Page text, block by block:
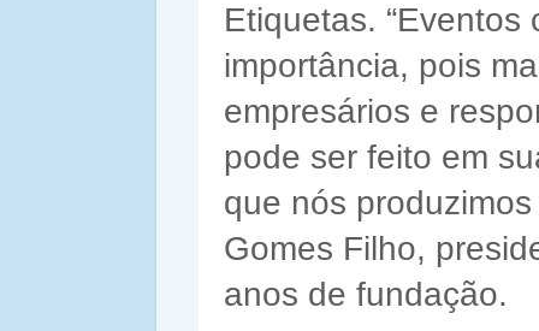
Etiquetas.
importância, pois
empresários e
pode ser feito em
que nós
Gomes Filho,
anos de fundação.